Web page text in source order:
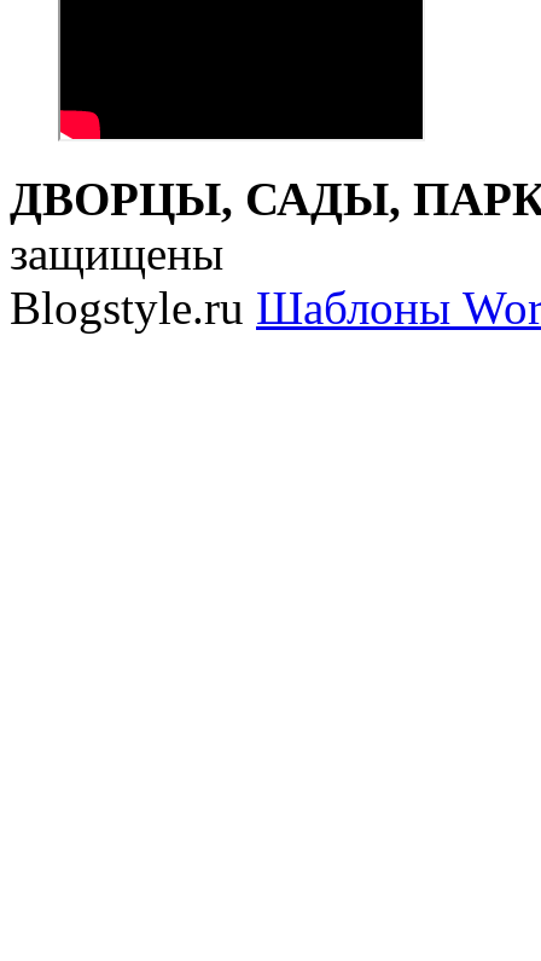
ДВОРЦЫ, САДЫ,
защищены
Blogstyle.ru Шаблоны